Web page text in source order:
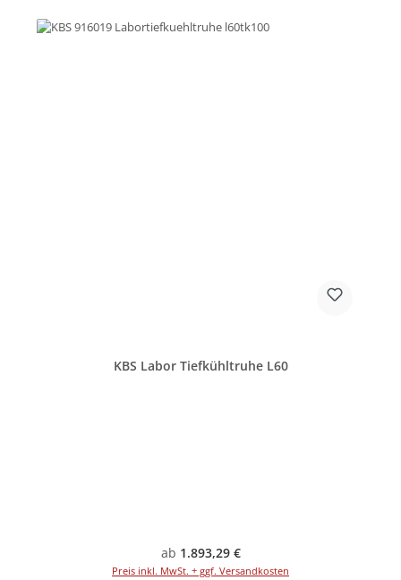
KBS Labor Tiefkühltruhe L60
Regulärer Preis:
ab 1.893,29 €
Preis inkl. MwSt. + ggf. Versandkosten